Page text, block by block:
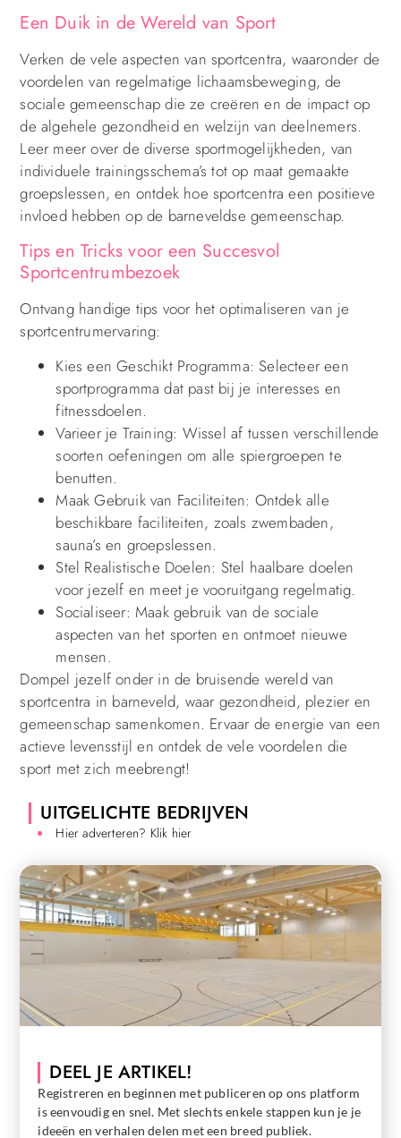
Een Duik in de Wereld van Sport
Verken de vele aspecten van sportcentra, waaronder de
voordelen van regelmatige lichaamsbeweging, de
sociale gemeenschap die ze creëren en de impact op
de algehele gezondheid en welzijn van deelnemers.
Leer meer over de diverse sportmogelijkheden, van
individuele trainingsschema’s tot op maat gemaakte
groepslessen, en ontdek hoe sportcentra een positieve
invloed hebben op de barneveldse gemeenschap.
Tips en Tricks voor een Succesvol
Sportcentrumbezoek
Ontvang handige tips voor het optimaliseren van je
sportcentrumervaring:
Kies een Geschikt Programma: Selecteer een
sportprogramma dat past bij je interesses en
fitnessdoelen.
Varieer je Training: Wissel af tussen verschillende
soorten oefeningen om alle spiergroepen te
benutten.
Maak Gebruik van Faciliteiten: Ontdek alle
beschikbare faciliteiten, zoals zwembaden,
sauna’s en groepslessen.
Stel Realistische Doelen: Stel haalbare doelen
voor jezelf en meet je vooruitgang regelmatig.
Socialiseer: Maak gebruik van de sociale
aspecten van het sporten en ontmoet nieuwe
mensen.
Dompel jezelf onder in de bruisende wereld van
sportcentra in barneveld, waar gezondheid, plezier en
gemeenschap samenkomen. Ervaar de energie van een
actieve levensstijl en ontdek de vele voordelen die
sport met zich meebrengt!
UITGELICHTE BEDRIJVEN
Hier adverteren? Klik hier
DEEL JE ARTIKEL!
Registreren en beginnen met publiceren op ons platform
is eenvoudig en snel. Met slechts enkele stappen kun je je
ideeën en verhalen delen met een breed publiek.